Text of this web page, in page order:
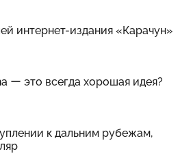
интернет-издания «Карачун»
ー это всегда хорошая идея?
к дальним рубежам,